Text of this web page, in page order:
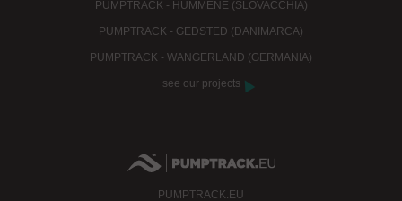
PUMPTRACK - HUMMENE (SLOVACCHIA)
PUMPTRACK - GEDSTED (DANIMARCA)
PUMPTRACK - WANGERLAND (GERMANIA)
see our projects
PUMPTRACK.EU